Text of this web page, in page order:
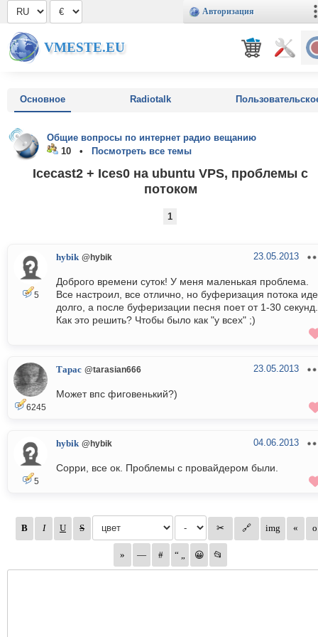
Авторизация
VMESTE.EU
Основное Radiotalk
Общие вопросы по интернет радио вещанию
10 •
Посмотреть все темы
Icecast2 + Ices0 на ubuntu VPS, проблемы с
потоком
1
5
hybik @hybik 23.05.2013
Доброго времени суток! У меня маленькая проблема.
Все настроил, все отлично, но буферизация потока
долго, а после буферизации песня поет от 1-30 секунд.
Как это решить? Чтобы было как "у всех" ;)
6245
Тарас @tarasian666 23.05.2013
Может впс фиговенький?)
5
hybik @hybik 04.06.2013
Сорри, все ок. Проблемы с провайдером были.